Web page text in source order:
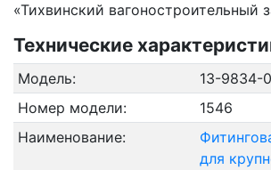
«Тихвинский вагоностроительный
Технические
Модель:
13-9834-
Номер модели:
1546
Наименование:
для